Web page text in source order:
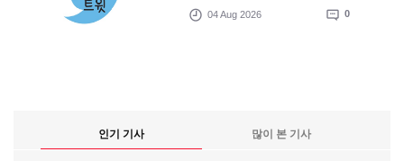
04 Aug 2026 0
인기 기사 많이 본 기사